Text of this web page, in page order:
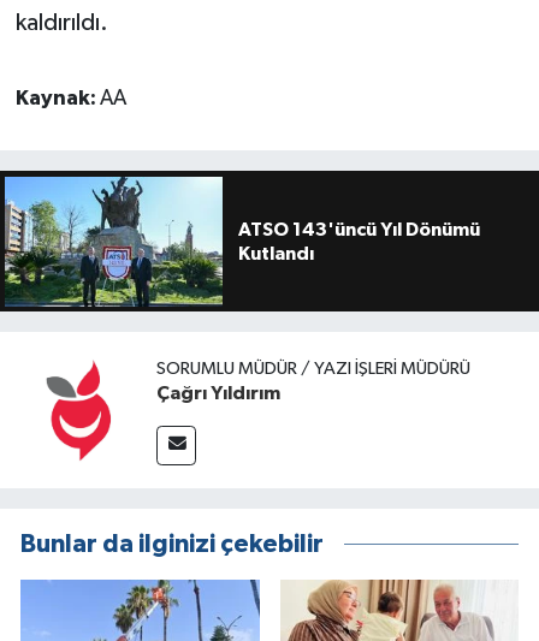
kaldırıldı.
Kaynak: AA
ATSO 143'üncü Yıl Dönümü
Kutlandı
SORUMLU MÜDÜR / YAZI İŞLERI MÜDÜRÜ
Çağrı Yıldırım
Bunlar da ilginizi çekebilir